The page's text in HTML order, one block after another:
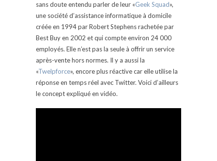
sans doute entendu parler de leur «Geek Squad»,
une société d’assistance informatique à domicile
créée en 1994 par Robert Stephens rachetée par
Best Buy en 2002 et qui compte environ 24 000
employés. Elle n’est pas la seule à offrir un service
après-vente hors normes. Il y a aussi la
«Twelpforce», encore plus réactive car elle utilise la
réponse en temps réel avec Twitter. Voici d’ailleurs
le concept expliqué en vidéo.